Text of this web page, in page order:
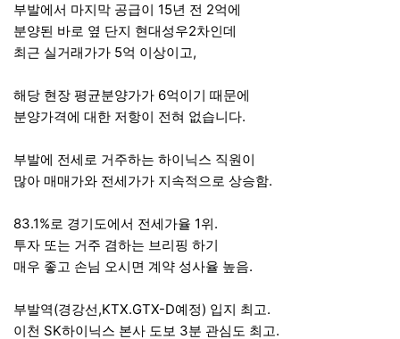
부발에서 마지막 공급이 15년 전 2억에
분양된 바로 옆 단지 현대성우2차인데
최근 실거래가가 5억 이상이고,
해당 현장 평균분양가가 6억이기 때문에
분양가격에 대한 저항이 전혀 없습니다.
부발에 전세로 거주하는 하이닉스 직원이
많아 매매가와 전세가가 지속적으로 상승함.
83.1%로 경기도에서 전세가율 1위.
투자 또는 거주 겸하는 브리핑 하기
매우 좋고 손님 오시면 계약 성사율 높음.
부발역(경강선,KTX.GTX-D예정) 입지 최고.
이천 SK하이닉스 본사 도보 3분 관심도 최고.